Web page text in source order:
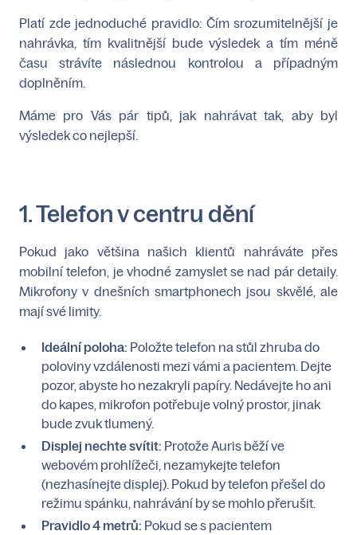
Platí zde jednoduché pravidlo: Čím srozumitelnější je
nahrávka, tím kvalitnější bude výsledek a tím méně
času strávíte následnou kontrolou a případným
doplněním.
Máme pro Vás pár tipů, jak nahrávat tak, aby byl
výsledek co nejlepší.
1. Telefon v centru dění
Pokud jako většina našich klientů nahráváte přes
mobilní telefon, je vhodné zamyslet se nad pár detaily.
Mikrofony v dnešních smartphonech jsou skvělé, ale
mají své limity.
Ideální poloha: Položte telefon na stůl zhruba do
poloviny vzdálenosti mezi vámi a pacientem. Dejte
pozor, abyste ho nezakryli papíry. Nedávejte ho ani
do kapes, mikrofon potřebuje volný prostor, jinak
bude zvuk tlumený.
Displej nechte svítit: Protože Auris běží ve
webovém prohlížeči, nezamykejte telefon
(nezhasínejte displej). Pokud by telefon přešel do
režimu spánku, nahrávání by se mohlo přerušit.
Pravidlo 4 metrů: Pokud se s pacientem